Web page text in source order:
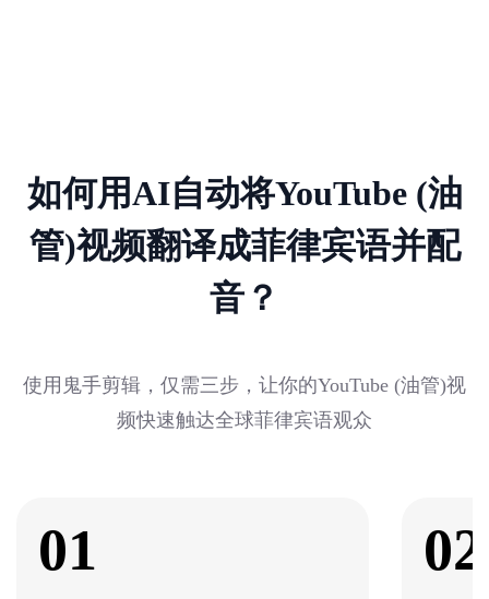
如何用AI自动将YouTube (油
管)视频翻译成菲律宾语并配
音？
使用鬼手剪辑，仅需三步，让你的YouTube (油管)视
频快速触达全球菲律宾语观众
01 02